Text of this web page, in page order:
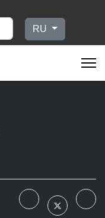
Выберите язык
RU